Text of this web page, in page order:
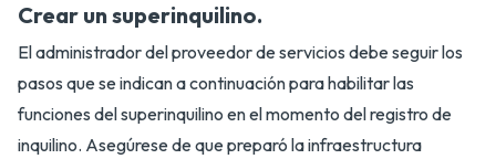
Crear un superinquilino.
El administrador del proveedor de servicios debe seguir los
pasos que se indican a continuación para habilitar las
funciones del superinquilino en el momento del registro de
inquilino. Asegúrese de que preparó la infraestructura